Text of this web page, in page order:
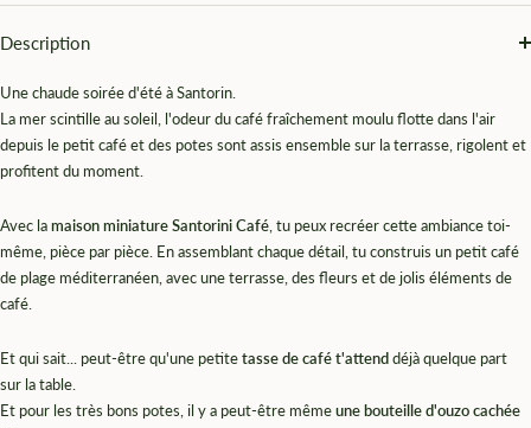
Description
Une chaude soirée d'été à Santorin.
La mer scintille au soleil, l'odeur du café fraîchement moulu flotte dans l'air
depuis le petit café et des potes sont assis ensemble sur la terrasse, rigolent et
profitent du moment.
Avec lamaison miniature Santorini Café, tu peux recréer cette ambiance toi-
même, pièce par pièce. En assemblant chaque détail, tu construis un petit café
de plage méditerranéen, avec une terrasse, des fleurs et de jolis éléments de
café.
Et qui sait... peut-être qu'une petitetasse de café t'attenddéjà quelque part
sur la table.
Et pour les très bons potes, il y a peut-être mêmeune bouteille d'ouzo cachée